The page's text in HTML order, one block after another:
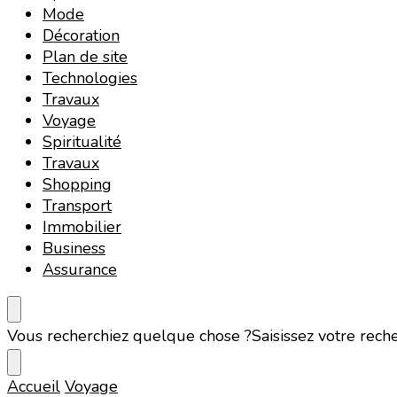
Mode
Décoration
Plan de site
Technologies
Travaux
Voyage
Spiritualité
Travaux
Shopping
Transport
Immobilier
Business
Assurance
Vous recherchiez quelque chose ?Saisissez votre
Accueil Voyage